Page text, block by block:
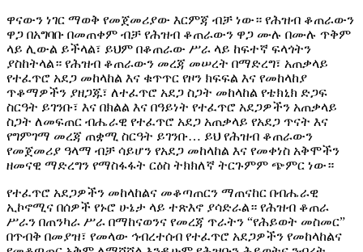
ዋናውን ነገር ማወቅ የመጀመሪያው እርምጃ ብቻ ነው። የሕዝብ ቆጠራውን
ዋጋ በአግባቡ በመጠቀም ብቻ የሕዝብ ቆጠራውን ዋጋ ሙሉ በሙሉ ጥቅም
ላይ ሊውል ይችላል፣ ይህም በቆጠራው ሥራ ላይ ከፍተኛ ፍላጎትን
ያስከትላል። የሕዝብ ቆጠራውን መረጃ መሠረት በማድረግ፣ አጠቃላይ
የተፈጥሮ አደጋ መከላከል እና ቁጥጥር የዞን ክፍፍል እና የመከላከያ
ጥቆማዎችን ያዘጋጁ፣ ለተፈጥሮ አደጋ ስጋት መከላከል የቴክኒክ ድጋፍ
ስርዓት ይገንቡ፣ እና በክልል እና በዓይነት የተፈጥሮ አደጋዎችን አጠቃላይ
ስጋት ለመፍጠር ብሔራዊ የተፈጥሮ አደጋ አጠቃላይ የአደጋ ጥናት እና
የግምገማ መረጃ ጠቋሚ ስርዓት ይገንቡ… ይህ የሕዝብ ቆጠራውን
የመጀመሪያ ዓላማ ብቻ ሳይሆን የአደጋ መከላከል እና የመቀነስ አቅሞችን
ዘመናዊ ማድረግን የማስፋፋት ርዕስ ትክክለኛ ትርጉምም ጭምር ነው።
የተፈጥሮ አደጋዎችን መከላከልና መቆጣጠርን ማጠናከር በብሔራዊ
ኢኮኖሚና በሰዎች የኑሮ ሁኔታ ላይ ተጽእኖ ያሳድራል። የሕዝብ ቆጠራ
ሥራን በጠንካራ ሥራ በማከናወንና የመረጃ ጥራትን “የሕይወት መስመር”
በጥብቅ በመያዝ፣ የመላው ኅብረተሰብ የተፈጥሮ አደጋዎችን የመከላከልና